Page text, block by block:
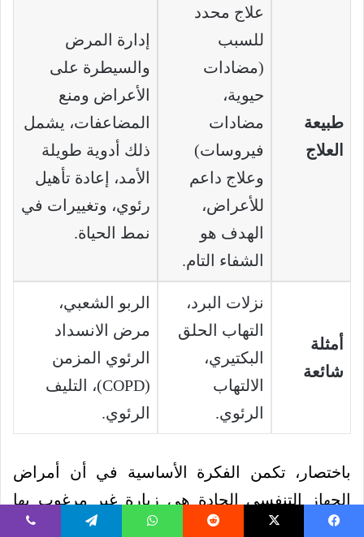
طبيعة
العلاج
علاج محدد
للسبب
(مضادات
حيوية،
مضادات
فيروسات)
وعلاج داعم
للأعراض،
الهدف هو
الشفاء التام.
إدارة المرض
والسيطرة على
الأعراض ومنع
المضاعفات، يشمل
ذلك أدوية طويلة
الأمد، إعادة تأهيل
رئوي، وتغييرات في
نمط الحياة.
أمثلة
شائعة
نزلات البرد،
التهاب الحلق
البكتيري،
الالتهاب
الرئوي.
الربو الشعبي،
مرض الانسداد
الرئوي المزمن
(COPD)، التليف
الرئوي.
باختصار، تكمن الفكرة الأساسية في أن أمراض
الجهاز التنفسي الحادة هي زيارة غير مرغوب بها
لكنها مؤقتة، بينما الأمراض المزمنة هي ضيف دائم